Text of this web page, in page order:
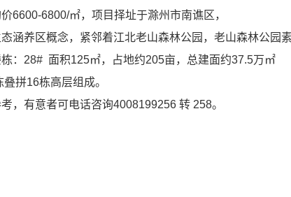
6600-6800/㎡，项目择址于滁州市南谯区，
涵养区概念，紧邻着江北老山森林公园，老山森林公园素
：28#  面积125㎡，占地约205亩，总建面约37.5万㎡
拼16栋高层组成。
，有意者可电话咨询4008199256 转 258。